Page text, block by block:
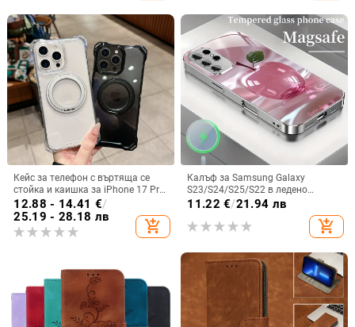
Кейс за телефон с въртяща се
стойка и каишка за iPhone 17 Pro
Max, 16, 15 и iPhone 11
12.88 - 14.41 €/
25.19 - 28.18 лв
add_shopping_cart
Калъф за Samsung Galaxy
S23/S24/S25/S22 в ледено
кристално розово със стъклена
повърхност и метално боядисано
покритие
11.22 €/21.94 лв
add_shopping_cart